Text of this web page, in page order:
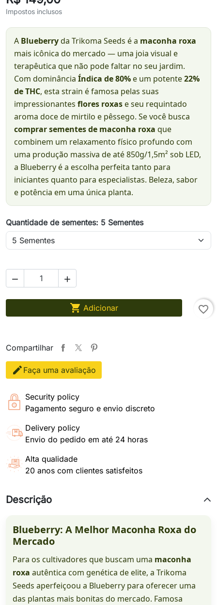
Impostos inclusos
A Blueberryda Trikoma Seeds é a maconha roxa
mais icônica do mercado — uma joia visual e
terapêutica que não pode faltar no seu jardim.
Com dominância Índica de 80%e um potente22%
de THC, esta strain é famosa pelas suas
impressionantes flores roxase seu requintado
aroma doce de mirtilo e pêssego. Se você busca
comprar sementes de maconha roxa que
combinem um relaxamento físico profundo com
uma produção massiva de até 850g/1,5m² sob LED,
a Blueberry é a escolha perfeita tanto para
iniciantes quanto para especialistas. Beleza, sabor
e potência em uma única planta.
Quantidade de sementes: 5 Sementes
 
 Adicionar favorite_border
Compartilhar
Faça uma avaliação
Security policy
Pagamento seguro e envio discreto
Delivery policy
Envio do pedido em até 24 horas
Alta qualidade
20 anos com clientes satisfeitos
Descrição
Blueberry: A Melhor Maconha Roxa do
Mercado
Para os cultivadores que buscam uma maconha
roxa autêntica com genética de elite, a Trikoma
Seeds aperfeiçoou a Blueberry para oferecer uma
das plantas mais bonitas do mercado. Famosa